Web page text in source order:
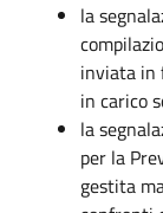
la
inviata in
in carico
la
per la
gestita